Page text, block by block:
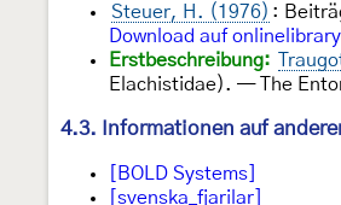
Steuer, H. (1976) :
Download auf
Erstbeschreibung:
Elachistidae). — The
4.3. Informationen auf
[BOLD Systems]
[svenska_fjarilar]